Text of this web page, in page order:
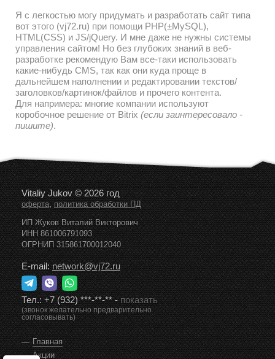
Я с легкостью могу придумать и разработать сайт типа
вот этого (vj72.ru) при помощи PHP(±MySQL),
HTML(CSS) и JS/jQuery. И мне даже не нужны системы
управления сайтом! Но без глубоких знаний в веб-
разработке рекомендую Вам все-таки использовать
какие-нибудь CMS, так как они куда проще в
дальнейшем наполнении и редактировании текстов/
заголовков/картинок/файлов и прочего контента.
Для напримера: многие компании используют
коробочное решение от Bitrix (если заинтересовало -
пишите).
Vitaliy Jukov © 2026 год
оферта,политика обработки ПД
ИП Жуков Виталий Викторович
ИНН 861006791093
ОГРНИП 315861700012040
E-mail:network@vj72.ru
Тел.:+7 (932) ***-**-**-показать
(звонок желательно предварительно
согласовывать)
Главная
Акции